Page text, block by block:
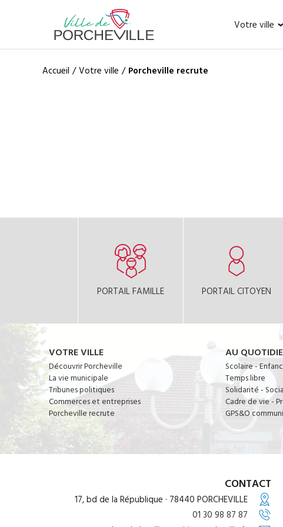
Votre ville
Accueil / Votre ville / Porcheville recrute
PORTAIL FAMILLE PORTAIL CITOYEN
VOTRE VILLE
Découvrir Porcheville
La vie municipale
Tribunes politiques
Commerces et entreprises
Porcheville recrute
AU
Scolaire -
Temps libre
Solidarité -
Cadre de vie -
GPS&O
CONTACT
17, bd de la République · 78440 PORCHEVILLE
01 30 98 87 87